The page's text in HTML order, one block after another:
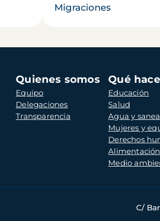
Migraciones
Navegación
principal
Quienes somos
Equipo
Delegaciones
Transparencia
Qué
Educación
Salud
Agua y
Mujeres y
Derechos
Medio
C/